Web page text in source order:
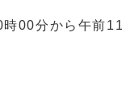
00分から午前